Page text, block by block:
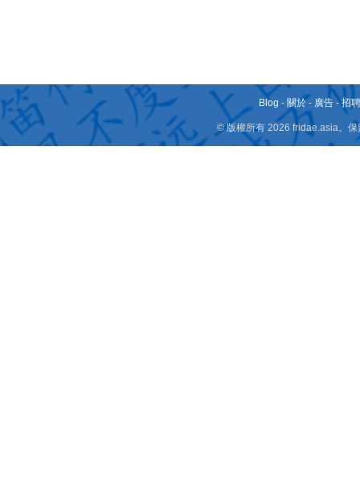
Blog - 關於 - 廣告 -招
© 版權所有 2026 fridae.asia。